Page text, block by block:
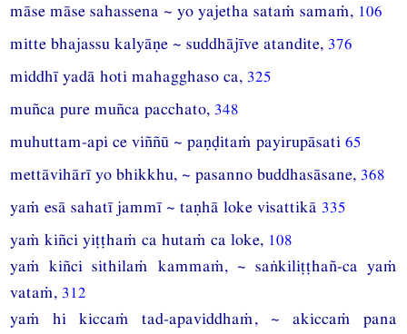
māse māse sahassena ~ yo yajetha sataṁ samaṁ, 106
mitte bhajassu kalyāṇe ~ suddhājīve atandite, 376
middhī yadā hoti mahagghaso ca, 325
muñca pure muñca pacchato, 348
muhuttam-api ce viññū ~ paṇḍitaṁ payirupāsati65
mettāvihārī yo bhikkhu, ~ pasanno buddhasāsane, 368
yaṁ esā sahatī jammī ~ taṇhā loke visattikā 335
yaṁ kiñci yiṭṭhaṁ ca hutaṁ ca loke, 108
yaṁ kiñci sithilaṁ kammaṁ, ~ saṅkiliṭṭhañ-ca yaṁ
vataṁ, 312
yaṁ hi kiccaṁ tad-apaviddhaṁ, ~ akiccaṁ pana